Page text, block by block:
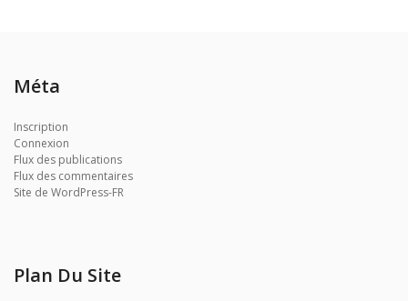
Méta
Inscription
Connexion
Flux des publications
Flux des commentaires
Site de WordPress-FR
Plan Du Site